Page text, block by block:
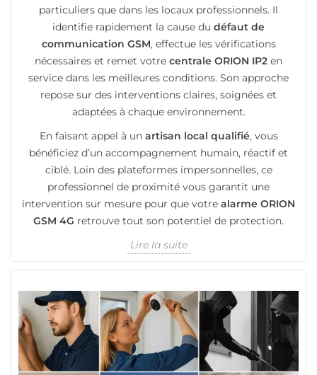
particuliers que dans les locaux professionnels. Il
identifie rapidement la cause du défaut de
communication GSM, effectue les vérifications
nécessaires et remet votre centrale ORION IP2 en
service dans les meilleures conditions. Son approche
repose sur des interventions claires, soignées et
adaptées à chaque environnement.
En faisant appel à un artisan local qualifié, vous
bénéficiez d’un accompagnement humain, réactif et
ciblé. Loin des plateformes impersonnelles, ce
professionnel de proximité vous garantit une
intervention sur mesure pour que votre alarme ORION
GSM 4G retrouve tout son potentiel de protection.
Lire la suite